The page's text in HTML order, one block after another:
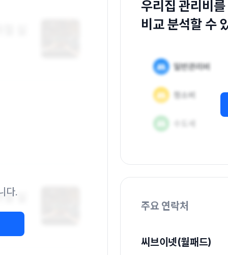
다.
우리집 관리비
비교 분석할 수
주요 연락처
씨브이넷(월패드)